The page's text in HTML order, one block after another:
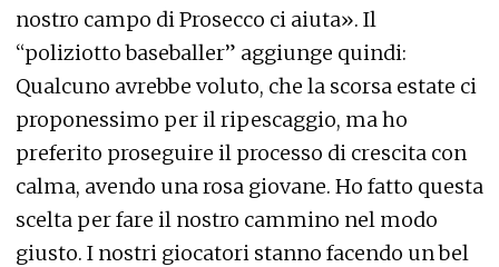
nostro campo di Prosecco ci aiuta». Il
“poliziotto baseballer” aggiunge quindi:
Qualcuno avrebbe voluto, che la scorsa estate ci
proponessimo per il ripescaggio, ma ho
preferito proseguire il processo di crescita con
calma, avendo una rosa giovane. Ho fatto questa
scelta per fare il nostro cammino nel modo
giusto. I nostri giocatori stanno facendo un bel